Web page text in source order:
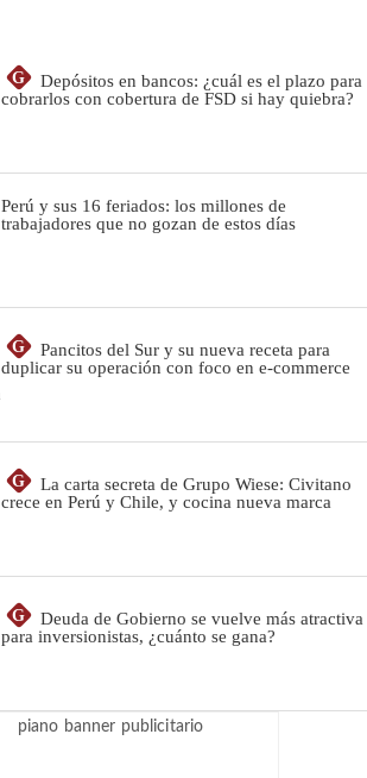
G
Depósitos en bancos: ¿cuál es el plazo para
cobrarlos con cobertura de FSD si hay quiebra?
Perú y sus 16 feriados: los millones de
trabajadores que no gozan de estos días
G
Pancitos del Sur y su nueva receta para
duplicar su operación con foco en e-commerce
G
La carta secreta de Grupo Wiese: Civitano
crece en Perú y Chile, y cocina nueva marca
G
Deuda de Gobierno se vuelve más atractiva
para inversionistas, ¿cuánto se gana?